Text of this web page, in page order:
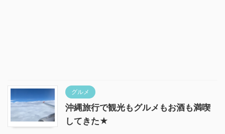
グルメ
沖縄旅行で観光もグルメもお酒も満喫
してきた★